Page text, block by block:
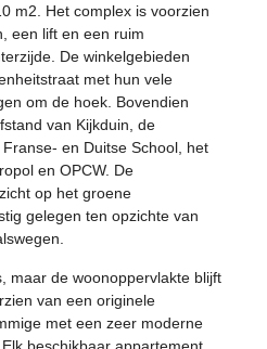
m2. Het complex is voorzien
een lift en een ruim
De winkelgebieden
met hun vele
om de hoek. Bovendien
van Kijkduin, de
en Duitse School, het
en OPCW. De
op het groene
gelegen ten opzichte van
maar de woonoppervlakte blijft
van een originele
met een zeer moderne